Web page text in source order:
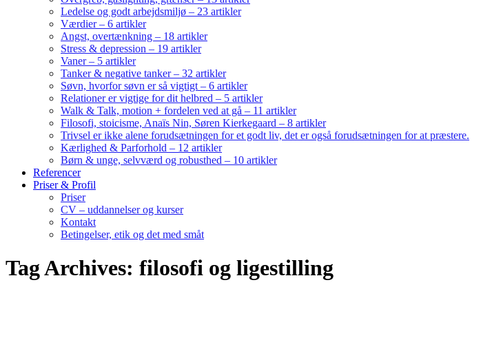
Ledelse og godt arbejdsmiljø – 23 artikler
Værdier – 6 artikler
Angst, overtænkning – 18 artikler
Stress & depression – 19 artikler
Vaner – 5 artikler
Tanker & negative tanker – 32 artikler
Søvn, hvorfor søvn er så vigtigt – 6 artikler
Relationer er vigtige for dit helbred – 5 artikler
Walk & Talk, motion + fordelen ved at gå – 11 artikler
Filosofi, stoicisme, Anaïs Nin, Søren Kierkegaard – 8 artikler
Trivsel er ikke alene forudsætningen for et godt liv, det er også forudsætningen for at præstere.
Kærlighed & Parforhold – 12 artikler
Børn & unge, selvværd og robusthed – 10 artikler
Referencer
Priser & Profil
Priser
CV – uddannelser og kurser
Kontakt
Betingelser, etik og det med småt
Tag Archives: filosofi og ligestilling